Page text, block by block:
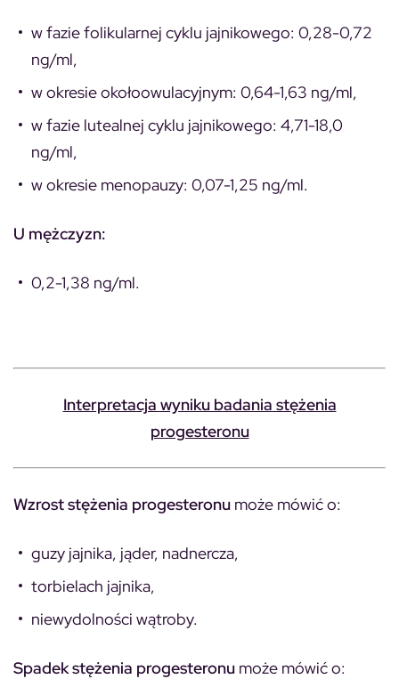
w fazie folikularnej cyklu jajnikowego: 0,28-0,72
ng/ml,
w okresie okołoowulacyjnym: 0,64-1,63 ng/ml,
w fazie lutealnej cyklu jajnikowego: 4,71-18,0
ng/ml,
w okresie menopauzy: 0,07-1,25 ng/ml.
U mężczyzn:
0,2-1,38 ng/ml.
Interpretacja wyniku badania stężenia
progesteronu
Wzrost stężenia progesteronu może mówić o:
guzy jajnika, jąder, nadnercza,
torbielach jajnika,
niewydolności wątroby.
Spadek stężenia progesteronu może mówić o: